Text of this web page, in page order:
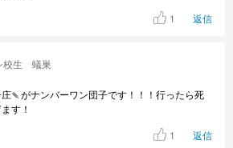
校生 蟻巣
🍡がナンバーワン団子です！！！行ったら死
す！
1
返信
1
返信